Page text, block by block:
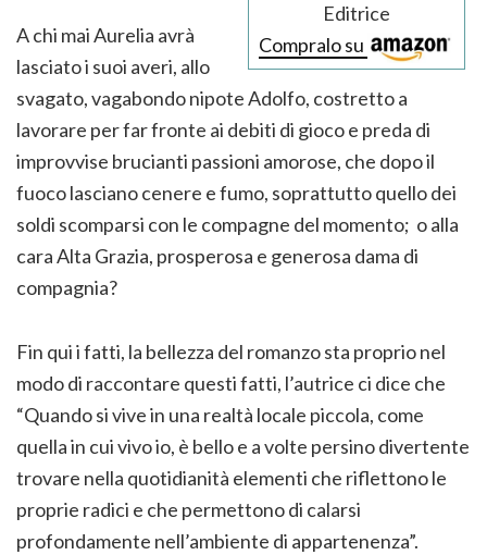
Editrice
Compralo su
A chi mai Aurelia avrà
lasciato i suoi averi, allo
svagato, vagabondo nipote Adolfo, costretto a
lavorare per far fronte ai debiti di gioco e preda di
improvvise brucianti passioni amorose, che dopo il
fuoco lasciano cenere e fumo, soprattutto quello dei
soldi scomparsi con le compagne del momento; o alla
cara Alta Grazia, prosperosa e generosa dama di
compagnia?
Fin qui i fatti, la bellezza del romanzo sta proprio nel
modo di raccontare questi fatti, l’autrice ci dice che
“Quando si vive in una realtà locale piccola, come
quella in cui vivo io, è bello e a volte persino divertente
trovare nella quotidianità elementi che riflettono le
proprie radici e che permettono di calarsi
profondamente nell’ambiente di appartenenza”.